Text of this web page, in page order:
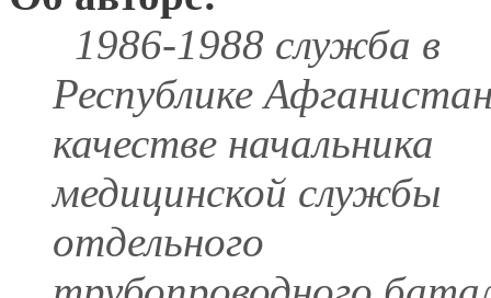
1986-1988 служба в
Республике
качестве начальника
медицинской службы
отдельного